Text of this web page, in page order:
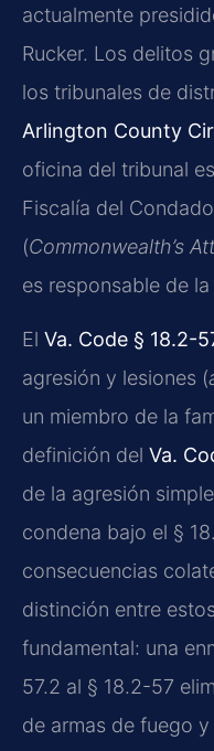
actualmente
Rucker. Los delitos
los tribunales de
Arlington County
oficina del tribunal
Fiscalía del
(Commonwealth’s
es responsable de
El Va. Code § 18.2-
agresión y lesiones (
un miembro de la
definición del Va.
de la agresión
condena bajo el §
consecuencias
distinción entre
fundamental: una
57.2 al § 18.2-57
de armas de fuego